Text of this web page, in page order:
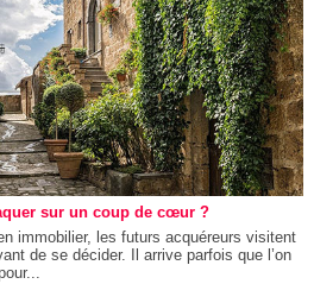
sur un coup de cœur ?
immobilier, les futurs acquéreurs visitent
de se décider. Il arrive parfois que l’on